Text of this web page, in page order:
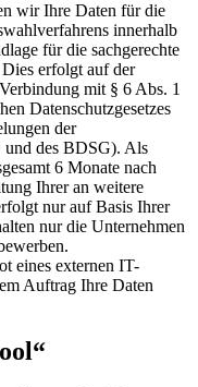
wir Ihre Daten für die
innerhalb
für die sachgerechte
erfolgt auf der
mit § 6 Abs. 1
Datenschutzgesetzes
der
des BDSG). Als
6 Monate nach
Ihrer an weitere
nur auf Basis Ihrer
nur die Unternehmen
eines externen IT-
Auftrag Ihre Daten